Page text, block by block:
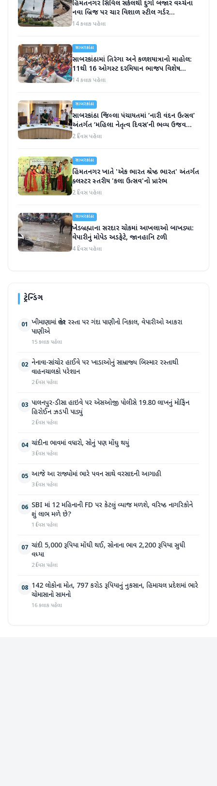
હિંમતનગર સિવિલ સર્કલથી દુર્ગા બજાર વચ્ચેના
નવા બ્રિજ પર ચાર વિશાળ સ્ટીલ ગર્ડર
સફળતાપૂર્વક લોન્ચ
14 કલાક પહેલા
સાબરકાંઠા
સાબરકાંઠામાં તિરંગા અને કળશયાત્રાનો માહોલ:
11થી 16 ઓગસ્ટ દરમિયાન ભાજપ વિશેષ
કાર્યક્રમો યોજશે
14 કલાક પહેલા
સાબરકાંઠા
સાબરકાંઠા જિલ્લા પંચાયતમાં ‘નારી વંદન ઉત્સવ’
અંતર્ગત ‘મહિલા નેતૃત્વ દિવસ’ની ભવ્ય ઉજવણી
કરાઈ
2 દિવસ પહેલા
સાબરકાંઠા
હિંમતનગર ખાતે 'એક ભારત શ્રેષ્ઠ ભારત' અંતર્ગત
ક્લસ્ટર સ્તરીય 'કલા ઉત્સવ'નો પ્રારંભ
2 દિવસ પહેલા
સાબરકાંઠા
ખેડબ્રહ્માના સરદાર ચોકમાં આખલાઓ બાખડ્યા:
વેપારીનું મોપેડ અડફેટે, જાનહાનિ ટળી
4 દિવસ પહેલા
ટ્રેન્ડિંગ
01 ખીમાણામાં જાહેર રસ્તા પર ગંદા પાણીનો નિકાલ, વેપારીઓ આકરા
પાણીએ
15 કલાક પહેલા
02 નેનાવા-સાંચોર હાઈવે પર ખાડાઓનું સામ્રાજ્ય બિસ્માર રસ્તાથી
વાહનચાલકો પરેશાન
2 દિવસ પહેલા
03 પાલનપુર-ડીસા હાઇવે પર એસઓજી પોલીસે 19.80 લાખનું મોર્ફિન
હિરોઈન ઝડપી પાડ્યું
2 દિવસ પહેલા
04 ચાંદીના ભાવમાં વધારો, સોનું પણ મોંઘુ થયું
3 દિવસ પહેલા
05 આજે આ રાજ્યોમાં ભારે પવન સાથે વરસાદની આગાહી
3 દિવસ પહેલા
06 SBI માં 12 મહિનાની FD પર કેટલું વ્યાજ મળશે, વરિષ્ઠ નાગરિકોને
શું લાભ મળે છે?
1 દિવસ પહેલા
07 ચાંદી 5,000 રૂપિયા મોંઘી થઈ, સોનાના ભાવ 2,200 રૂપિયા સુધી
વધ્યા
2 દિવસ પહેલા
08 142 લોકોના મોત, 797 કરોડ રૂપિયાનું નુકસાન, હિમાચલ પ્રદેશમાં ભારે
ચોમાસાનો સામનો
16 કલાક પહેલા